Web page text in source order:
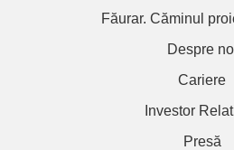
Făurar. Căminul
Despre
Cariere
Investor
Presă